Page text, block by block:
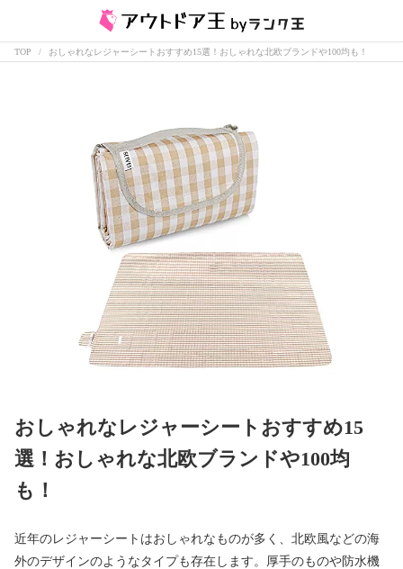
TOP おしゃれなレジャーシートおすすめ15選！おしゃれな北欧ブランドや100均も！
おしゃれなレジャーシートおすすめ15
選！おしゃれな北欧ブランドや100均
も！
近年のレジャーシートはおしゃれなものが多く、北欧風などの海
外のデザインのようなタイプも存在します。厚手のものや防水機